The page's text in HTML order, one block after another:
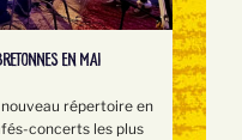
EN MAI
répertoire en
concerts les plus